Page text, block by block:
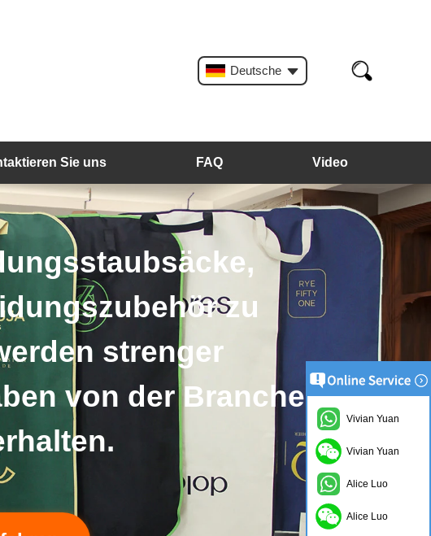
Deutsche
Sie uns FAQ Video
zu
strenger
von der Branche
Vivian Yuan
Vivian Yuan
Alice Luo
Alice Luo